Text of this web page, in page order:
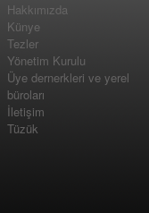
Hakkımızda
Künye
Tezler
Yönetim Kurulu
Üye dernerkleri ve yerel
büroları
İletişim
Tüzük